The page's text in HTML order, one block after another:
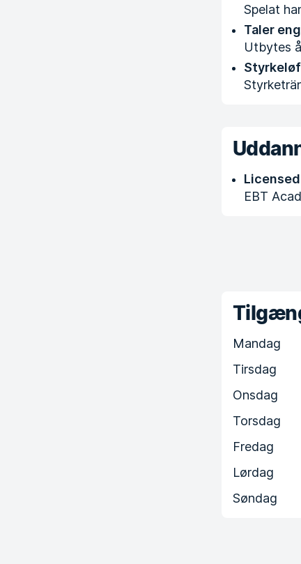
Spelat
Taler
Utbytes
EBT
Mandag
Tirsdag
Onsdag
Torsdag
Fredag
Lørdag
Søndag